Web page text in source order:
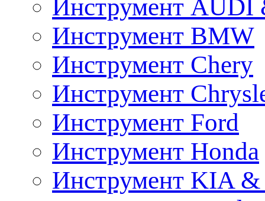
Инструмент AUDI
Инструмент BMW
Инструмент Chery
Инструмент
Инструмент Ford
Инструмент Honda
Инструмент KIA